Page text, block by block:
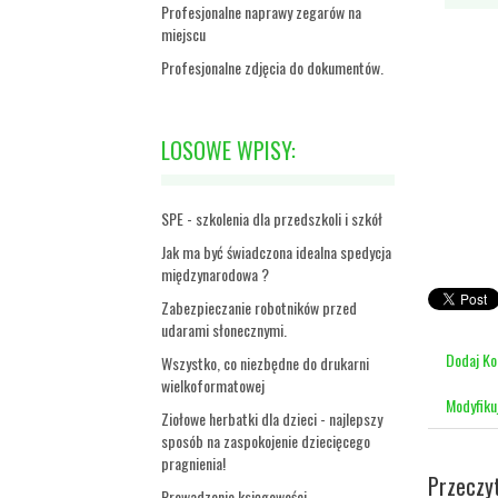
Profesjonalne naprawy zegarów na
miejscu
Profesjonalne zdjęcia do dokumentów.
LOSOWE WPISY:
SPE - szkolenia dla przedszkoli i szkół
Jak ma być świadczona idealna spedycja
międzynarodowa ?
Zabezpieczanie robotników przed
udarami słonecznymi.
Wszystko, co niezbędne do drukarni
wielkoformatowej
Ziołowe herbatki dla dzieci - najlepszy
sposób na zaspokojenie dziecięcego
pragnienia!
Dodaj